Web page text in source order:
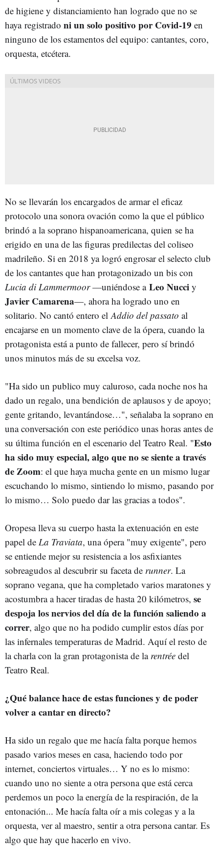
de higiene y distanciamiento han logrado que no se
haya registrado ni un solo positivo por Covid-19 en
ninguno de los estamentos del equipo: cantantes, coro,
orquesta, etcétera.
No se llevarán los encargados de armar el eficaz
protocolo una sonora ovación como la que el público
brindó a la soprano hispanoamericana, quien se ha
erigido en una de las figuras predilectas del coliseo
madrileño. Si en 2018 ya logró engrosar el selecto club
de los cantantes que han protagonizado un bis con
Lucia di Lammermoor—uniéndose a Leo Nucci y
Javier Camarena—, ahora ha logrado uno en
solitario. No cantó entero el Addio del passato al
encajarse en un momento clave de la ópera, cuando la
protagonista está a punto de fallecer, pero sí brindó
unos minutos más de su excelsa voz.
"Ha sido un publico muy caluroso, cada noche nos ha
dado un regalo, una bendición de aplausos y de apoyo;
gente gritando, levantándose…", señalaba la soprano en
una conversación con este periódico unas horas antes de
su última función en el escenario del Teatro Real. "Esto
ha sido muy especial, algo que no se siente a través
de Zoom: el que haya mucha gente en un mismo lugar
escuchando lo mismo, sintiendo lo mismo, pasando por
lo mismo… Solo puedo dar las gracias a todos".
Oropesa lleva su cuerpo hasta la extenuación en este
papel de La Traviata, una ópera "muy exigente", pero
se entiende mejor su resistencia a los asfixiantes
sobreagudos al descubrir su faceta de runner. La
soprano vegana, que ha completado varios maratones y
acostumbra a hacer tiradas de hasta 20 kilómetros, se
despoja los nervios del día de la función saliendo a
correr, algo que no ha podido cumplir estos días por
las infernales temperaturas de Madrid. Aquí el resto de
la charla con la gran protagonista de la rentrée del
Teatro Real.
¿Qué balance hace de estas funciones y de poder
volver a cantar en directo?
Ha sido un regalo que me hacía falta porque hemos
pasado varios meses en casa, haciendo todo por
internet, conciertos virtuales… Y no es lo mismo:
cuando uno no siente a otra persona que está cerca
perdemos un poco la energía de la respiración, de la
entonación... Me hacía falta oír a mis colegas y a la
orquesta, ver al maestro, sentir a otra persona cantar. Es
algo que hay que hacerlo en vivo.